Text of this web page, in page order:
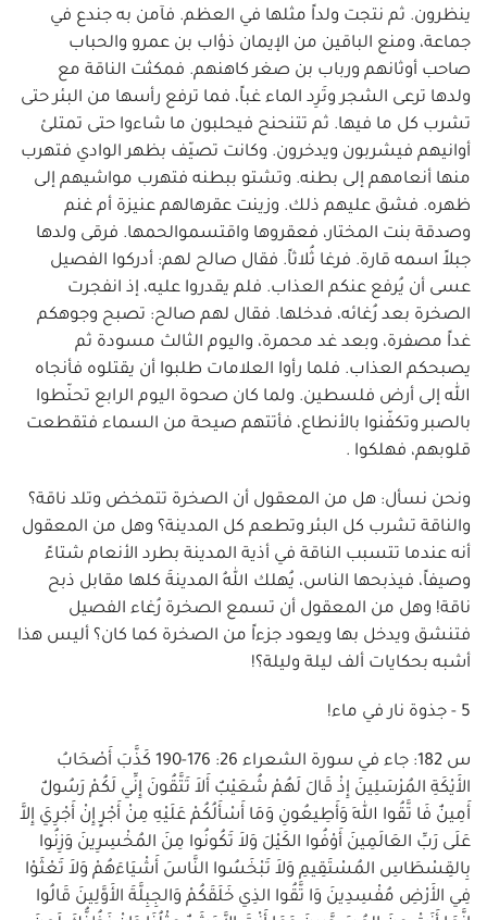
ينظرون. ثم نتجت ولداً مثلها في العظم. فآمن به جندع في
جماعة، ومنع الباقين من الإيمان ذؤاب بن عمرو والحباب
صاحب أوثانهم ورباب بن صغر كاهنهم. فمكثت الناقة مع
ولدها ترعى الشجر وتَرِد الماء غباً، فما ترفع رأسها من البئر حتى
تشرب كل ما فيها. ثم تتنحنح فيحلبون ما شاءوا حتى تمتلئ
أوانيهم فيشربون ويدخرون. وكانت تصيّف بظهر الوادي فتهرب
منها أنعامهم إلى بطنه. وتشتو ببطنه فتهرب مواشيهم إلى
ظهره. فشق عليهم ذلك. وزينت عقرهالهم عنيزة أم غنم
وصدقة بنت المختار، فعقروها واقتسموالحمها. فرقى ولدها
جبلاً اسمه قارة. فرغا ثُلاثاً. فقال صالح لهم: أدركوا الفصيل
عسى أن يُرفع عنكم العذاب. فلم يقدروا عليه، إذ انفجرت
الصخرة بعد رُغائه، فدخلها. فقال لهم صالح: تصبح وجوهكم
غداً مصفرة، وبعد غد محمرة، واليوم الثالث مسودة ثم
يصبحكم العذاب. فلما رأوا العلامات طلبوا أن يقتلوه فأنجاه
الله إلى أرض فلسطين. ولما كان صحوة اليوم الرابع تحنّطوا
بالصبر وتكفّنوا بالأنطاع، فأتتهم صيحة من السماء فتقطعت
قلوبهم، فهلكوا .
ونحن نسأل: هل من المعقول أن الصخرة تتمخض وتلد ناقة؟
والناقة تشرب كل البئر وتطعم كل المدينة؟ وهل من المعقول
أنه عندما تتسبب الناقة في أذية المدينة بطرد الأنعام شتاءً
وصيفاً، فيذبحها الناس، يُهلك اللهُ المدينةَ كلها مقابل ذبح
ناقة! وهل من المعقول أن تسمع الصخرة رُغاء الفصيل
فتنشق ويدخل بها ويعود جزءاً من الصخرة كما كان؟ أليس هذا
أشبه بحكايات ألف ليلة وليلة؟!
5 - جذوة نار في ماء!
س 182: جاء في سورة الشعراء 26: 176-190 كَذَّبَ أَصْحَابُ
الأَيْكَةِ المُرْسَلِينَ إِذْ قَالَ لَهُمْ شُعَيْبٌ أَلاَ تَتَّقُونَ إِنِّي لَكُمْ رَسُولٌ
أَمِينٌ فَا تَّقُوا اللهَ وَأَطِيعُونِ وَمَا أَسْأَلُكُمْ عَلَيْهِ مِنْ أَجْرٍ إِنْ أَجْرِيَ إِلاَّ
عَلَى رَبِّ العَالَمِينَ أَوْفُوا الكَيْلَ وَلاَ تَكُونُوا مِنَ المُخْسِرِينَ وَزِنُوا
بِالقِسْطَاسِ المُسْتَقِيمِ وَلاَ تَبْخَسُوا النَّاسَ أَشْيَاءَهُمْ وَلاَ تَعْثَوْا
فِي الأَرْضِ مُفْسِدِينَ وَا تَّقُوا الذِي خَلَقَكُمْ وَالجِبِلَّةَ الأَوَّلِينَ قَالُوا